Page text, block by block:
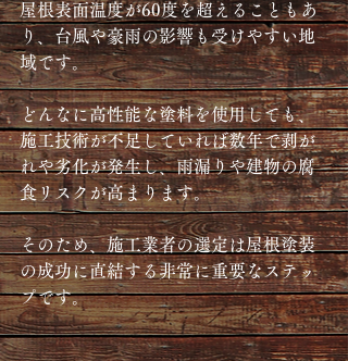
屋根表面温度が60度を超えることもあ
り、台風や豪雨の影響も受けやすい地
域です。
どんなに高性能な塗料を使用しても、
施工技術が不足していれば数年で剥が
れや劣化が発生し、雨漏りや建物の腐
食リスクが高まります。
そのため、施工業者の選定は屋根塗装
の成功に直結する非常に重要なステッ
プです。